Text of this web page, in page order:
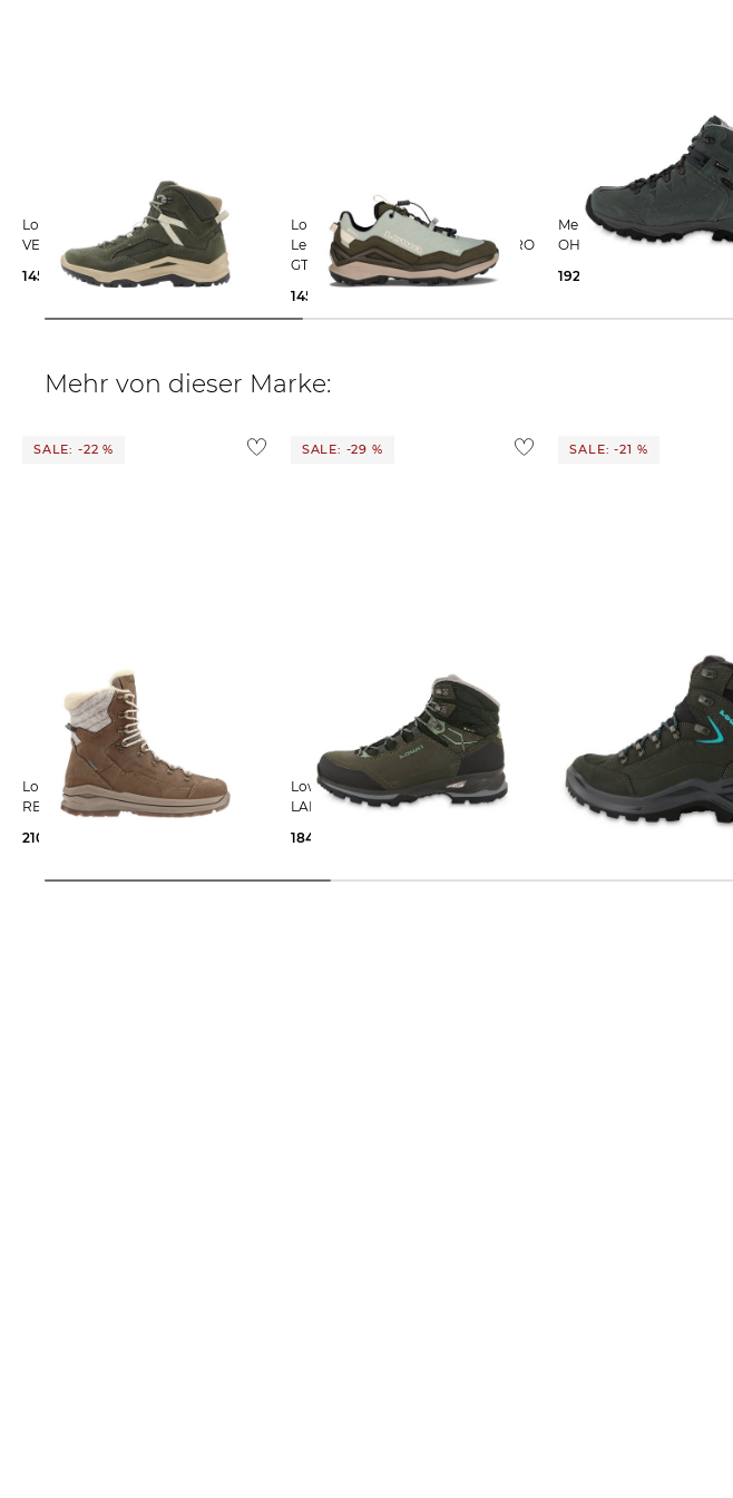
Lowa | Damen Wanderschuhe
VENTIERRA GTX QC
145,29 €
180,00 €
Lowa | Damen
Leichtwanderschuhe MADDOX PRO
GTX LO SL WS
145,29 €
Meindl | Damen Trekkingschuhe
OHIO LADY 2 GTX
192,55 €
Mehr von dieser Marke:
SALE: -22 %
Lowa | Damen Winterboots
RENEGADE EVO ICE 2 GTX
210,39 €
SALE: -29 %
Lowa | Damen Trekkingschuhe
LADY LIGHT GTX
184,99 €
SALE: -21 %
Lowa | Damen Trekkingschuhe
RENEGADE EVO GTX MID